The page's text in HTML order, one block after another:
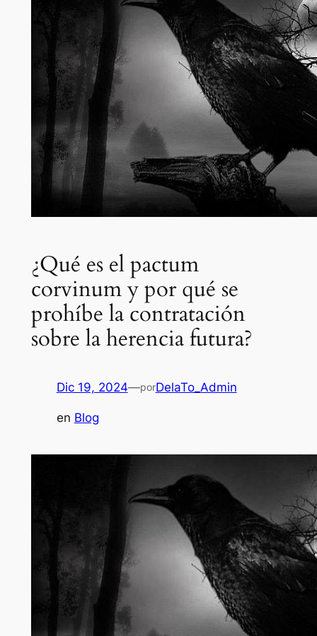
¿Qué es el pactum
corvinum y por qué se
prohíbe la contratación
sobre la herencia futura?
Dic 19, 2024—porDelaTo_Admin
en Blog